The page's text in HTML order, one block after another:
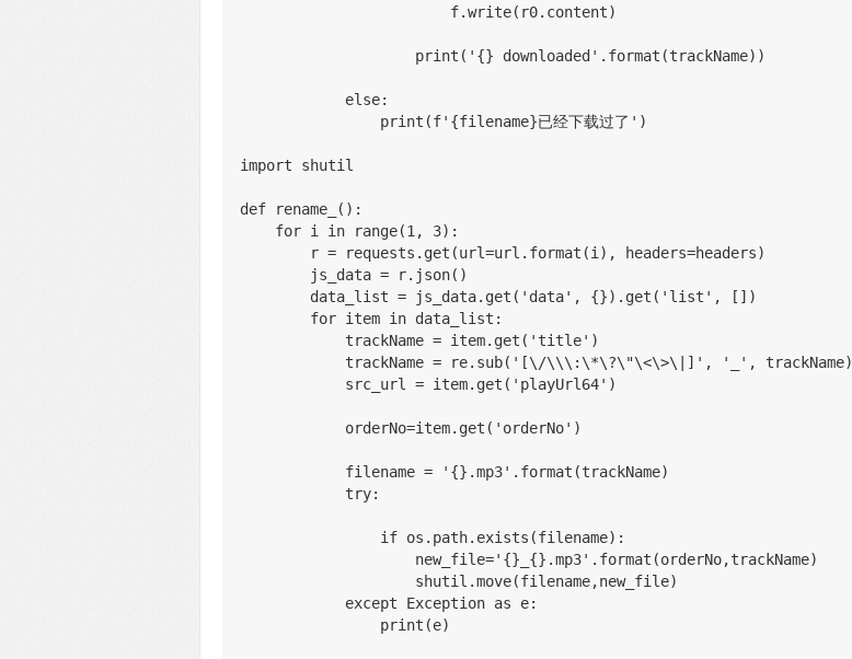
                        f.write(r0.content)
                    print('{} downloaded'.format(trackName))
            else:
                print(f'{filename}已经下载过了')
import shutil
def rename_():
    for i in range(1, 3):
        r = requests.get(url=url.format(i), headers=headers)
        js_data = r.json()
        data_list = js_data.get('data', {}).get('list',
[ ])
        for item in data_list:
            trackName = item.get('title')
            trackName = re.sub('
[\/\\\:\*\?\"\<\>\|]', '_', trackName)
            src_url = item.get('playUrl64')
            orderNo=item.get('orderNo')
            filename = '{}.mp3'.format(trackName)
            try:
                if os.path.exists(filename):
                    new_file='{}_{}.mp3'.format(orderNo,trackName)
                    shutil.move(filename,new_file)
            except Exception as e:
                print(e)